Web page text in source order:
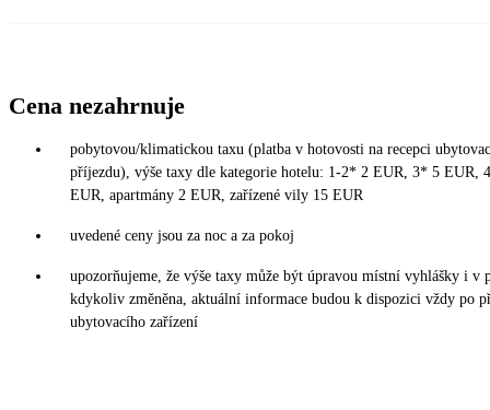
Cena nezahrnuje
pobytovou/klimatickou taxu (platba v hotovosti na recepci
příjezdu), výše taxy dle kategorie hotelu: 1-2* 2 EUR, 3* 5 EUR,
EUR, apartmány 2 EUR, zařízené vily 15 EUR
uvedené ceny jsou za noc a za pokoj
upozorňujeme, že výše taxy může být úpravou místní vyhlášky i v
kdykoliv změněna, aktuální informace budou k dispozici vždy po
ubytovacího zařízení